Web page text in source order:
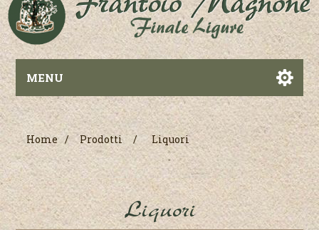
MENU
Home / Prodotti / Liquori
Liquori